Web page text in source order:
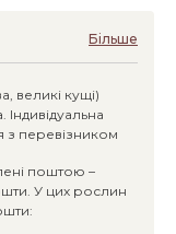
Більше
великі кущі)
Індивідуальна
з перевізником
поштою –
У цих рослин